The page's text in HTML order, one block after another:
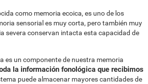
como memoria ecoica, es uno de los
sensorial es muy corta, pero también muy
severa conservan intacta esta capacidad de
es un componente de nuestra memoria
la información fonológica que recibimos
puede almacenar mayores cantidades de